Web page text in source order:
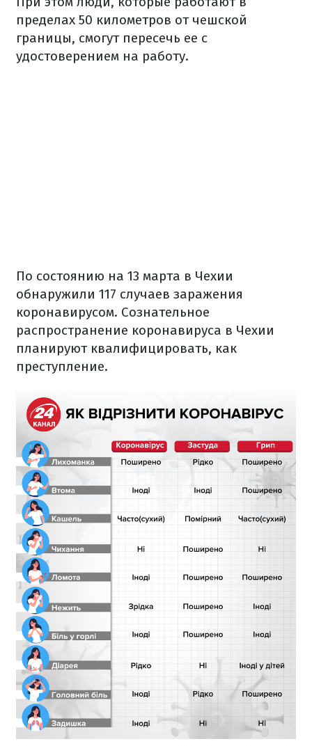
пределах 50 километров от чешской
границы, смогут пересечь ее с
удостоверением на работу.
По состоянию на 13 марта в Чехии
обнаружили 117 случаев заражения
коронавирусом. Сознательное
распространение коронавируса в Чехии
планируют квалифицировать, как
преступление.